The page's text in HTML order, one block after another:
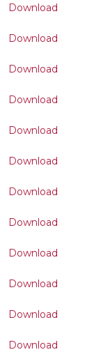
Download
Download
Download
Download
Download
Download
Download
Download
Download
Download
Download
Download